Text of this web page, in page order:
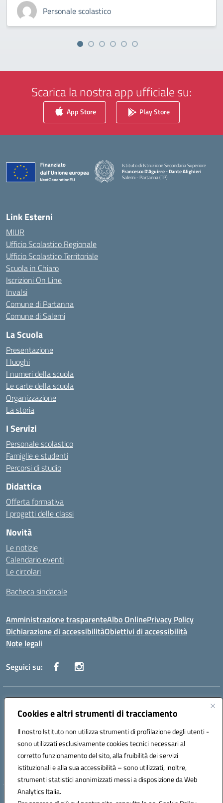
Cookies e altri strumenti di tracciamento
Il nostro Istituto non utilizza strumenti di profilazione degli utenti -
sono utilizzati esclusivamente cookies tecnici necessari al
corretto funzionamento del sito, alla fruibilità dei servizi
istituzionali e alla sua accessibilità – sono utilizzati, inoltre,
strumenti statistici anonimizzati messi a disposizione da Web
Analytics Italia.
Personale scolastico
Scarica la nostra app ufficiale su:
App Store Play Store
Istituto di Istruzione Secondaria Superiore
Francesco D'Aguirre - Dante Alighieri
Salemi - Partanna (TP)
Link Esterni
MIUR
Ufficio Scolastico Regionale
Ufficio Scolastico Territoriale
Scuola in Chiaro
Iscrizioni On Line
Invalsi
Comune di Partanna
Comune di Salemi
La Scuola
Presentazione
I luoghi
I numeri della scuola
Le carte della scuola
Organizzazione
La storia
I Servizi
Personale scolastico
Famiglie e studenti
Percorsi di studio
Didattica
Offerta formativa
I progetti delle classi
Novità
Le notizie
Calendario eventi
Le circolari
Bacheca sindacale
Amministrazione trasparenteAlbo OnlinePrivacy Policy
Dichiarazione di accessibilitàObiettivi di accessibilità
Note legali
Seguici su:
Indirizzo:
Centralino:0924 534873 Salemi - 0924534879 Partanna
Posta elettronica certificata (PEC):tpis002005@pec.istruzione.it
Codice fiscale: 90000320813
Codice meccanografico: TPIS002005
Hosting & Powered by 3D Solution S.r.l.